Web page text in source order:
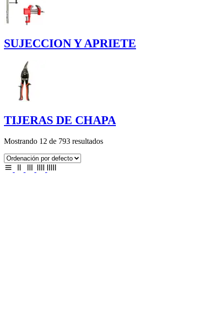
SUJECCION Y APRIETE
TIJERAS DE CHAPA
Mostrando 12 de 793 resultados